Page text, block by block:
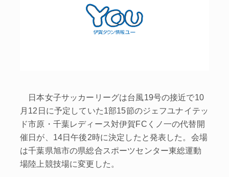
日本女子サッカーリーグは台風19号の接近で10
月12日に予定していた1部15節のジェフユナイテッ
ド市原・千葉レディース対伊賀FCくノ一の代替開
催日が、14日午後2時に決定したと発表した。会場
は千葉県旭市の県総合スポーツセンター東総運動
場陸上競技場に変更した。